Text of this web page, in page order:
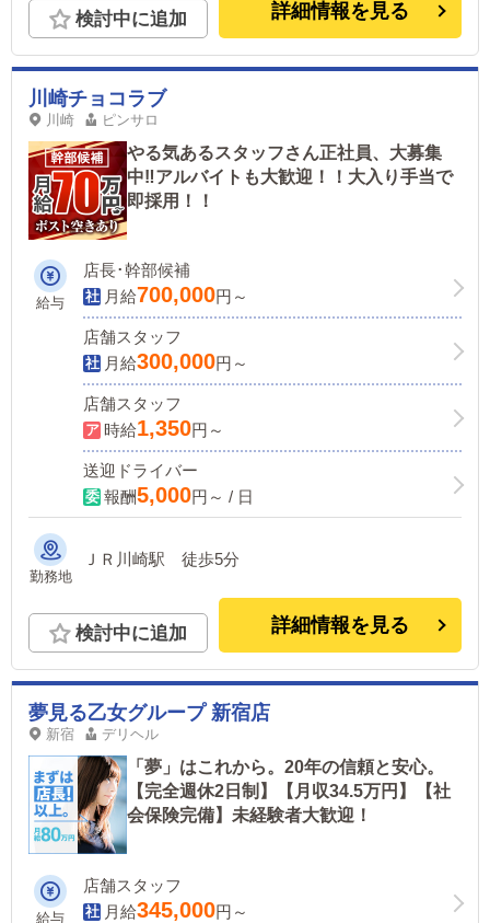
検討中に追加 詳細情報を見る
川崎チョコラブ
川崎 ピンサロ
やる気あるスタッフさん正社員、大募集
中‼アルバイトも大歓迎！！大入り手当で
即採用！！
給与
店長･幹部候補
月給700,000円～
店舗スタッフ
月給300,000円～
店舗スタッフ
時給1,350円～
送迎ドライバー
報酬5,000円～ / 日
勤務地
ＪＲ川崎駅 徒歩5分
検討中に追加 詳細情報を見る
夢見る乙女グループ 新宿店
新宿 デリヘル
「夢」はこれから。20年の信頼と安心。
【完全週休2日制】【月収34.5万円】【社
会保険完備】未経験者大歓迎！
給与
店舗スタッフ
月給345,000円～